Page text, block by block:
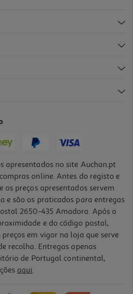
apresentados no site Auchan.pt
online. Antes do registo e
os preços apresentados servem
e são os praticados para entregas
2650-435 Amadora. Após o
e do código postal,
em vigor na loja que serve
recolha. Entregas apenas
de Portugal continental,
aqui.